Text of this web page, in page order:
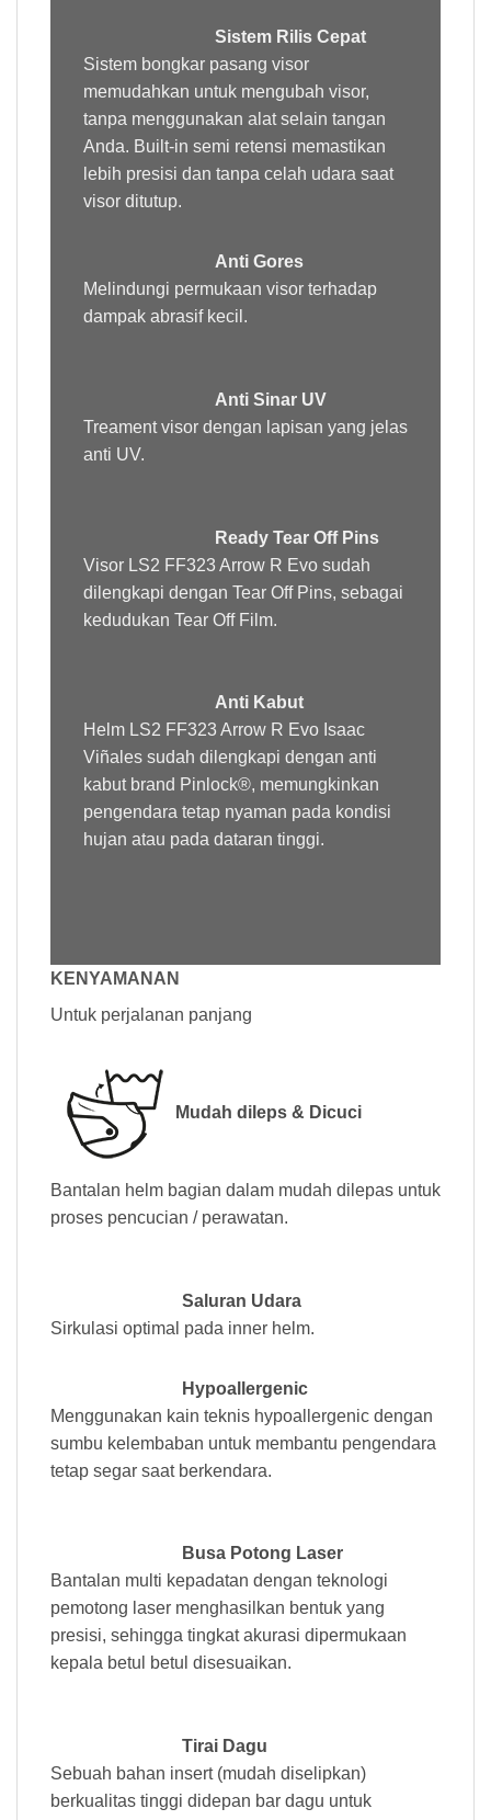
Sistem Rilis Cepat
Sistem bongkar pasang visor
memudahkan untuk mengubah visor,
tanpa menggunakan alat selain tangan
Anda. Built-in semi retensi memastikan
lebih presisi dan tanpa celah udara saat
visor ditutup.
Anti Gores
Melindungi permukaan visor terhadap
dampak abrasif kecil.
Anti Sinar UV
Treamentvisor dengan lapisan yang jelas
anti UV.
Ready Tear Off Pins
Visor LS2 FF323 Arrow R Evo sudah
dilengkapi dengan Tear Off Pins, sebagai
kedudukan Tear Off Film.
Anti Kabut
Helm LS2 FF323 Arrow R Evo Isaac
Viñales sudah dilengkapi dengan anti
kabut brand Pinlock®, memungkinkan
pengendara tetap nyaman pada kondisi
hujan atau pada dataran tinggi.
KENYAMANAN
Untuk perjalanan panjang
Mudah dileps & Dicuci
Bantalan helm bagian dalam mudah dilepas untuk
proses pencucian / perawatan.
Saluran Udara
Sirkulasi optimal pada inner helm.
Hypoallergenic
Menggunakan kain teknis hypoallergenic dengan
sumbu kelembaban untuk membantu pengendara
tetap segar saat berkendara.
Busa Potong Laser
Bantalan multi kepadatan dengan teknologi
pemotong laser menghasilkan bentuk yang
presisi, sehingga tingkat akurasi dipermukaan
kepala betul betul disesuaikan.
Tirai Dagu
Sebuah bahan insert (mudah diselipkan)
berkualitas tinggi didepan bar dagu untuk